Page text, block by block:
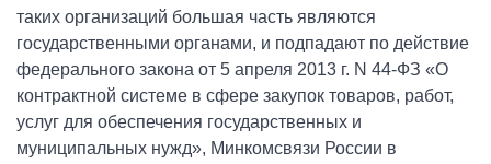
таких организаций большая часть являются
государственными органами, и подпадают по действие
федерального закона от 5 апреля 2013 г. N 44-ФЗ «О
контрактной системе в сфере закупок товаров, работ,
услуг для обеспечения государственных и
муниципальных нужд», Минкомсвязи России в